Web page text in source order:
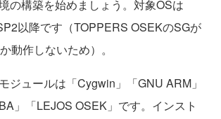
の構築を始めましょう。対象OSは
以降です（TOPPERS OSEKのSGが
動作しないため）。
ジュールは「Cygwin」「GNU ARM」
」「LEJOS OSEK」です。インスト